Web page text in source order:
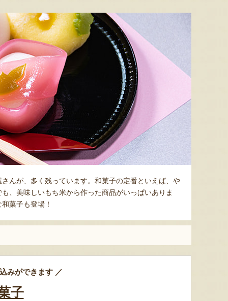
んが、多く残っています。和菓子の定番といえば、や
、美味しいもち米から作った商品がいっぱいありま
菓子も登場！
みができます ／
子